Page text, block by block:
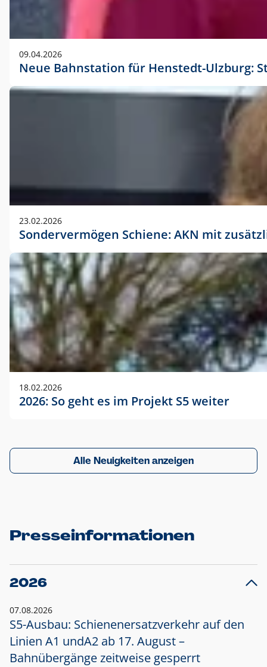
09.04.2026
Neue Bahnstation für Henstedt-Ulzburg:
23.02.2026
Sondervermögen Schiene: AKN mit
18.02.2026
2026: So geht es im Projekt S5 weiter
Alle Neuigkeiten anzeigen
Presseinformationen
2026
07.08.2026
S5-Ausbau: Schienenersatzverkehr auf den
Linien A1 undA2 ab 17. August –
Bahnübergänge zeitweise gesperrt